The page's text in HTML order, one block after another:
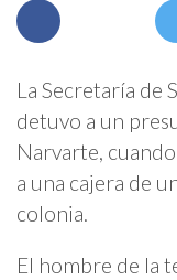
La Secretaría de
detuvo a un
Narvarte,
a una cajera de
colonia.
El hombre de la